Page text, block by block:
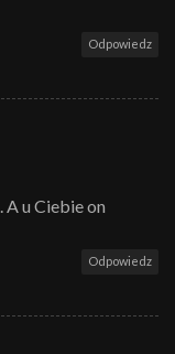
Odpowiedz
A u Ciebie on
Odpowiedz